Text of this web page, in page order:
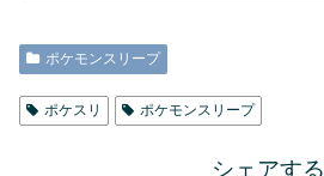
ポケモンスリープ
ポケスリ ポケモンスリープ
シェアする